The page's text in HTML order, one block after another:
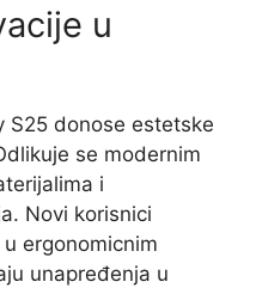
u
S25 donose estetske
se modernim
i
Novi korisnici
ergonomicnim
unapređenja u